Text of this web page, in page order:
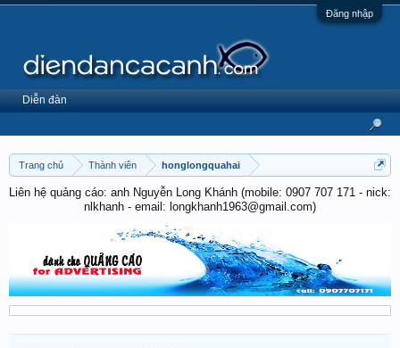
Đăng nhập
Trang chủ Thành viên honglongquahai
Liên hệ quảng cáo: anh Nguyễn Long Khánh (mobile: 0907 707 171 - nick:
nlkhanh - email: longkhanh1963@gmail.com)
Diễn đàn